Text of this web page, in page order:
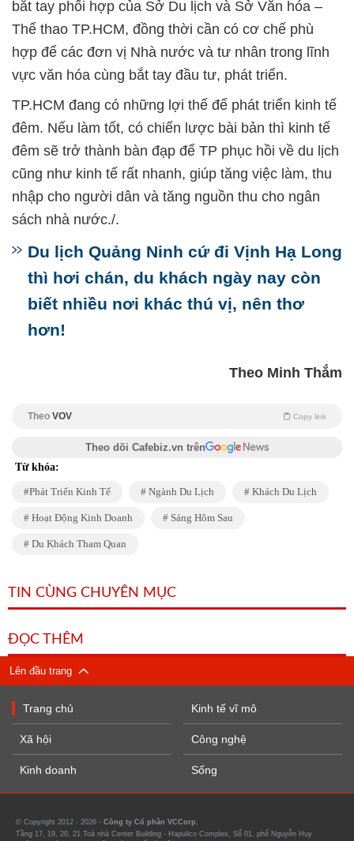
bắt tay phối hợp của Sở Du lịch và Sở Văn hóa –
Thể thao TP.HCM, đồng thời cần có cơ chế phù
hợp để các đơn vị Nhà nước và tư nhân trong lĩnh
vực văn hóa cùng bắt tay đầu tư, phát triển.
TP.HCM đang có những lợi thế để phát triển kinh tế
đêm. Nếu làm tốt, có chiến lược bài bản thì kinh tế
đêm sẽ trở thành bàn đạp để TP phục hồi về du lịch
cũng như kinh tế rất nhanh, giúp tăng việc làm, thu
nhập cho người dân và tăng nguồn thu cho ngân
sách nhà nước./.
Du lịch Quảng Ninh cứ đi Vịnh Hạ Long
thì hơi chán, du khách ngày nay còn
biết nhiều nơi khác thú vị, nên thơ
hơn!
Theo Minh Thắm
Theo VOV Copy link
Theo dõi Cafebiz.vn trên
Từ khóa:
Phát Triển Kinh Tế Ngành Du Lịch Khách Du Lịch
Hoạt Động Kinh Doanh Sáng Hôm Sau
Du Khách Tham Quan
TIN CÙNG CHUYÊN MỤC
ĐỌC THÊM
Lên đầu trang
Trang chủ
Xã hội
Kinh doanh
Kinh tế vĩ mô
Công nghệ
Sống
© Copyright 2012 - 2026 - Công ty Cổ phần VCCorp.
Tầng 17, 19, 20, 21 Toà nhà Center Building - Hapulico Complex, Số 01, phố Nguyễn Huy